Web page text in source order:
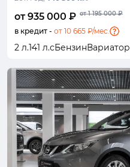
от 935 000 ₽ от 1 195 000 ₽
в кредит - от 10 665 ₽/мес.
2 л.141 л.сБензинВариатор